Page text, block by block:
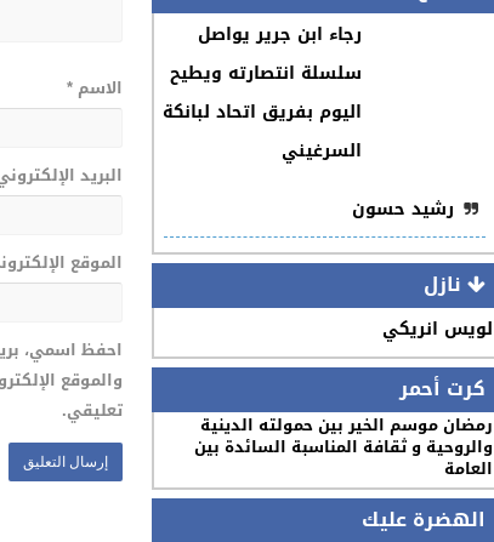
رجاء ابن جرير يواصل
سلسلة انتصارته ويطيح
اليوم بفريق اتحاد لبانكة
السرغيني
رشيد حسون
نازل
لويس انريكي
كرت أحمر
رمضان موسم الخير بين حمولته الدينية
والروحية و ثقافة المناسبة السائدة بين
العامة
الهضرة عليك
الاسم*
البريد
الموقع
احفظ اسمي،
والموقع
تعليقي.